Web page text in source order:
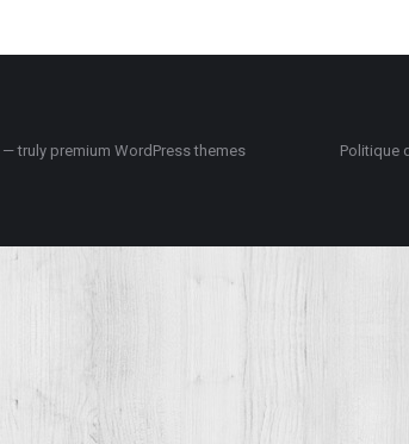
— truly premium WordPress themes Politique